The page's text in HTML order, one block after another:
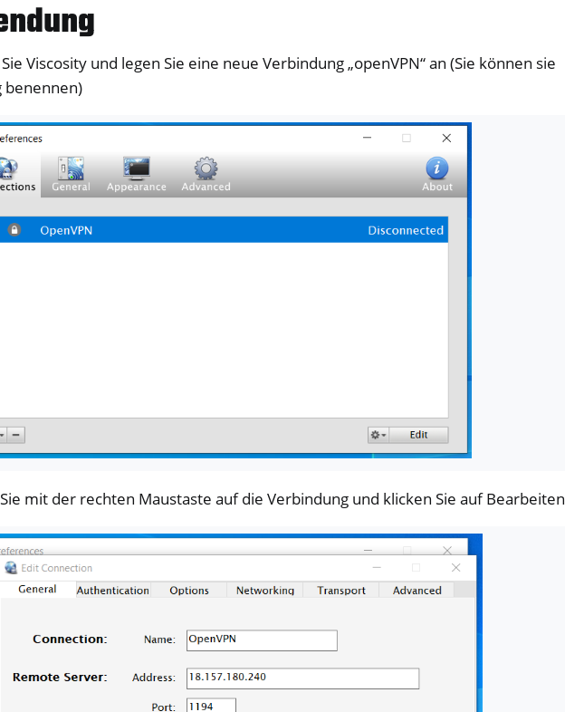
Windows)
3
Passkey
FIDO2
HSM 2
Pro 2
Start
Storage 2
NitroPC
NitroTablet
Viscosity und legen Sie eine neue Verbindung „openVPN“ an (Sie können sie
benennen)
mit der rechten Maustaste auf die Verbindung und klicken Sie auf Bearbeiten